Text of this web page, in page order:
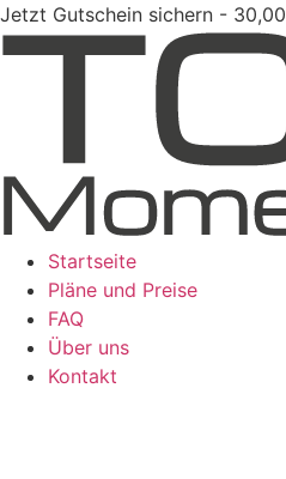
Zum
Inhalt
Jetzt Gutschein sichern -
Startseite
Pläne und Preise
FAQ
Über uns
Kontakt